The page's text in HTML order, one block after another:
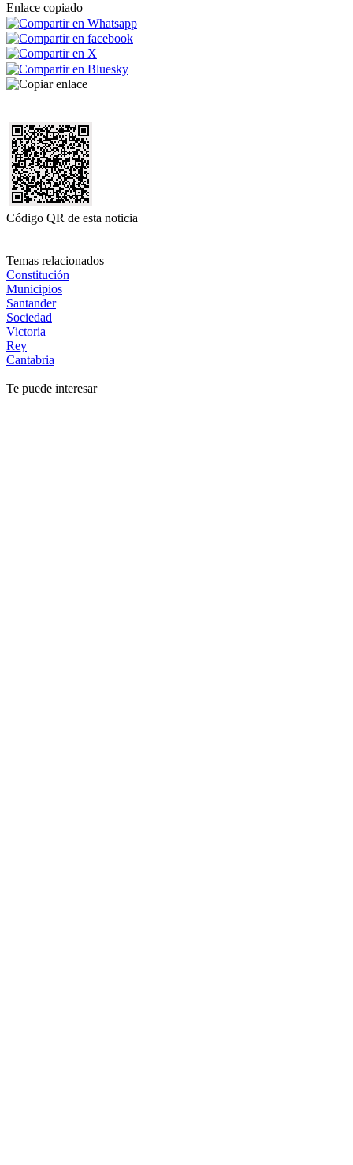
Enlace copiado
Código QR de esta noticia
Temas relacionados
Constitución
Municipios
Santander
Sociedad
Victoria
Rey
Cantabria
Te puede interesar